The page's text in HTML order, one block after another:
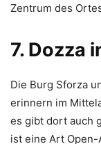
Zentrum des
7. Dozza
Die Burg Sforza
erinnern im
es gibt dort auch
ist eine Art